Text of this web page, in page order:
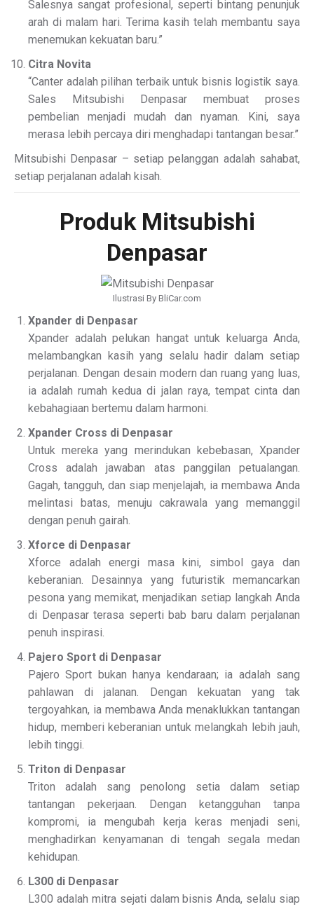
Salesnya sangat profesional, seperti bintang penunjuk
arah di malam hari. Terima kasih telah membantu saya
menemukan kekuatan baru.”
Citra Novita
“Canter adalah pilihan terbaik untuk bisnis logistik saya.
Sales Mitsubishi Denpasar membuat proses
pembelian menjadi mudah dan nyaman. Kini, saya
merasa lebih percaya diri menghadapi tantangan besar.”
Mitsubishi Denpasar – setiap pelanggan adalah sahabat,
setiap perjalanan adalah kisah.
Produk Mitsubishi
Denpasar
Ilustrasi By BliCar.com
Xpander di Denpasar
Xpander adalah pelukan hangat untuk keluarga Anda,
melambangkan kasih yang selalu hadir dalam setiap
perjalanan. Dengan desain modern dan ruang yang luas,
ia adalah rumah kedua di jalan raya, tempat cinta dan
kebahagiaan bertemu dalam harmoni.
Xpander Cross di Denpasar
Untuk mereka yang merindukan kebebasan, Xpander
Cross adalah jawaban atas panggilan petualangan.
Gagah, tangguh, dan siap menjelajah, ia membawa Anda
melintasi batas, menuju cakrawala yang memanggil
dengan penuh gairah.
Xforce di Denpasar
Xforce adalah energi masa kini, simbol gaya dan
keberanian. Desainnya yang futuristik memancarkan
pesona yang memikat, menjadikan setiap langkah Anda
di Denpasar terasa seperti bab baru dalam perjalanan
penuh inspirasi.
Pajero Sport di Denpasar
Pajero Sport bukan hanya kendaraan; ia adalah sang
pahlawan di jalanan. Dengan kekuatan yang tak
tergoyahkan, ia membawa Anda menaklukkan tantangan
hidup, memberi keberanian untuk melangkah lebih jauh,
lebih tinggi.
Triton di Denpasar
Triton adalah sang penolong setia dalam setiap
tantangan pekerjaan. Dengan ketangguhan tanpa
kompromi, ia mengubah kerja keras menjadi seni,
menghadirkan kenyamanan di tengah segala medan
kehidupan.
L300 di Denpasar
L300 adalah mitra sejati dalam bisnis Anda, selalu siap